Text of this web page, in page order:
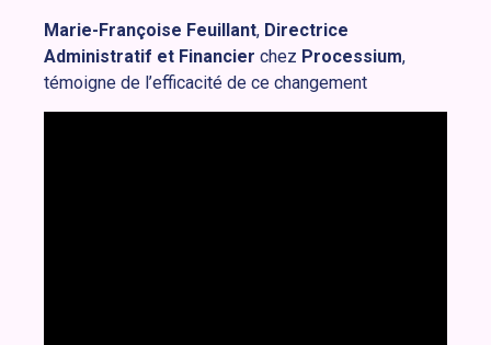
Marie-Françoise Feuillant, Directrice
Administratif et Financier chez Processium,
témoigne de l’efficacité de ce changement